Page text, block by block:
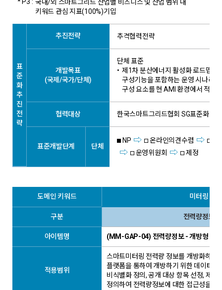
국내/외 스마트그리드 산업별 비즈니스 및 산업 범위 내
키워드 관심 지표(100%)기입
표
준
화
추
진
전
략
추진전략 추격협력전략
개발목표
(국제/국가/단체)
단체 표준
• 제1차 분산에너지 활성화 로드맵
구성기능을 포함하는 운영 시나리
구성 요소를 현 AMI 환경에서 적용
협력대상 한국스마트그리드협회 SG표준화포럼
표준개발단계 단체
NP 온라인의견수렴
운영위원회
제정
도메인 키워드 미터링 관리
구분 전력량정보
아이템명 (MM-GAP-04) 전력량정보 - 개방형 데
적용범위
스마트미터링 전력량 정보를 개방화하여
플랫폼을 통하여 개방하기 위한 데이터
비식별화 정의, 공개 대상 항목 선정, 제공
정의하여 전력량정보에 대한 접근성을 제